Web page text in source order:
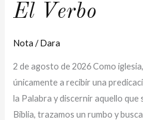
El Verbo
Nota /Dara
2 de agosto de 2026 Como
únicamente a recibir una
la Palabra y discernir aquello que
Biblia, trazamos un rumbo y
El